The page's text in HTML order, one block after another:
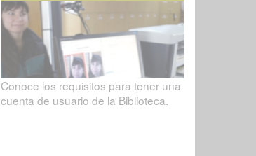
Conoce los requisitos para tener una
cuenta de usuario de la Biblioteca.